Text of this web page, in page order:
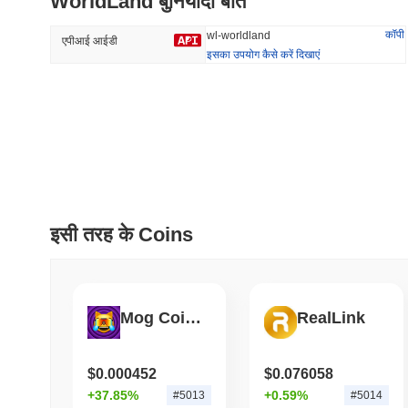
एपीआई आईडी wl-worldland
कॉपी
इसका उपयोग कैसे करें दिखाएं
इसी तरह के Coins
Mog Coin Pulse
$0.000452
+37.85% #5013
RealLink
$0.076058
+0.59% #5014